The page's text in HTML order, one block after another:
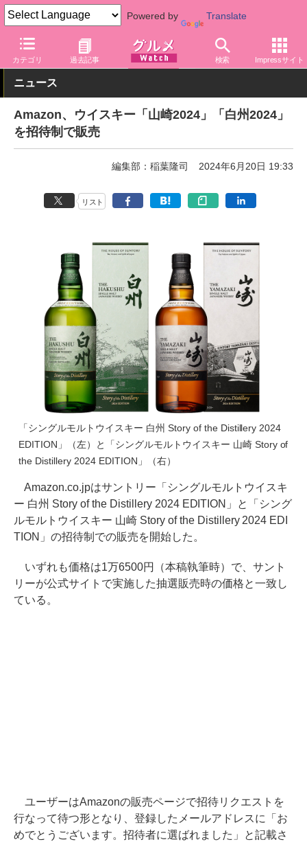
Powered by Translate
カテゴリ 過去記事 検索 Impressサイト
グルメ Watch アルコール ウイスキー
ニュース
Amazon、ウイスキー「山崎2024」「白州2024」
を招待制で販売
編集部：稲葉隆司 2024年6月20日 19:33
リスト
「シングルモルトウイスキー 白州 Story of the Distillery 2024
EDITION」（左）と「シングルモルトウイスキー 山崎 Story of
the Distillery 2024 EDITION」（右）
Amazon.co.jpはサントリー「シングルモルトウイスキ
ー 白州 Story of the Distillery 2024 EDITION」と「シング
ルモルトウイスキー 山崎 Story of the Distillery 2024 EDI
TION」の招待制での販売を開始した。
いずれも価格は1万6500円（本稿執筆時）で、サント
リーが公式サイトで実施した抽選販売時の価格と一致し
ている。
ユーザーはAmazonの販売ページで招待リクエストを
行なって待つ形となり、登録したメールアドレスに「お
めでとうございます。招待者に選ばれました」と記載さ